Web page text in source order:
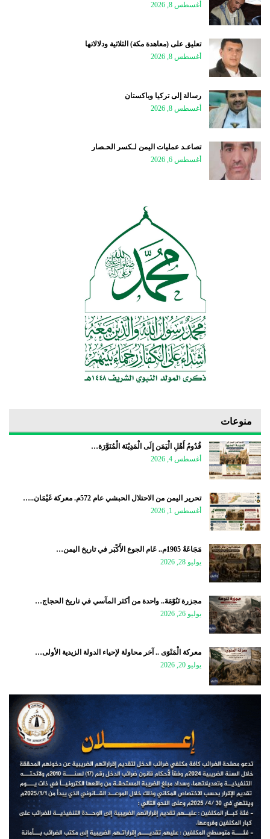
أغسطس 8, 2026
تعليق على (معاهدة مكة) الثلاثية ودلالاتها
أغسطس 8, 2026
رسالة إلى تركيا وباكستان
أغسطس 8, 2026
تصاعـد عمليات اليمن لـكسر الحـصار
أغسطس 6, 2026
منوعات
قُدُومُ أَهْلِ الْيَمَن إِلَى الْمَدِيْنَة الْمُنَوَّرَة…
أغسطس 4, 2026
تحرير اليمن من الاحتلال الحبشي عام 572م. معركة غَيْمَان..…
أغسطس 1, 2026
مَجَاعَةُ 1905م.. عَام الجوع الأَكْبَر في تاريخ اليمن…
يوليو 28, 2026
مجزرة تَنُوْمَةَ.. واحدة من أكثر المآسي في تاريخ الحجاج…
يوليو 26, 2026
معركة الْمَنْوَى .. آخر محاولة لإحياء الدولة الزيدية الأولى…
يوليو 20, 2026